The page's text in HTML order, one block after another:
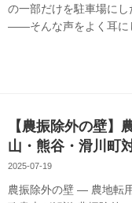
の一部だけを駐車場にし
——そんな声をよく耳に
【農振除外の壁】
山・熊谷・滑川町
2025-07-19
農振除外の壁 — 農地転